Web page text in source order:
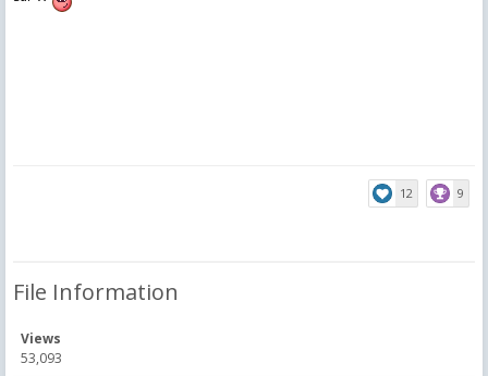
12 9
File Information
Views
53,093